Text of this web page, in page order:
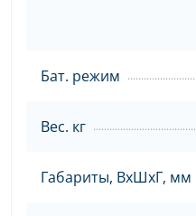
Бат. режим
Вес. кг
Габариты, ВхШхГ, мм